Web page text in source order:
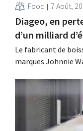
Food 7 Août,
Diageo, en
d’un milliard
Le fabricant de
marques Johnnie
considérablement
croissance,
prêts à boire.